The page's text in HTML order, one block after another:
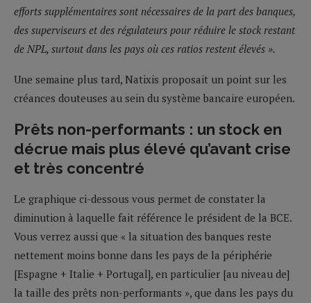
efforts supplémentaires sont nécessaires de la part des banques,
des superviseurs et des régulateurs pour réduire le stock restant
de NPL, surtout dans les pays où ces ratios restent élevés ».
Une semaine plus tard, Natixis proposait un point sur les
créances douteuses au sein du système bancaire européen.
Prêts non-performants : un stock en
décrue mais plus élevé qu’avant crise
et très concentré
Le graphique ci-dessous vous permet de constater la
diminution à laquelle fait référence le président de la BCE.
Vous verrez aussi que « la situation des banques reste
nettement moins bonne dans les pays de la périphérie
[Espagne + Italie + Portugal], en particulier [au niveau de]
la taille des prêts non-performants », que dans les pays du